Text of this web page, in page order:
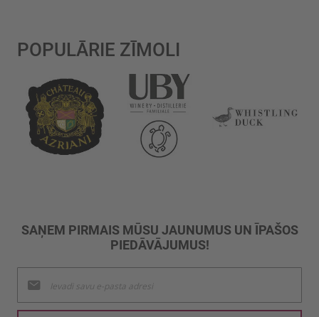
POPULĀRIE ZĪMOLI
SAŅEM PIRMAIS MŪSU JAUNUMUS UN ĪPAŠOS
PIEDĀVĀJUMUS!
jaunumu
saņemšanai: